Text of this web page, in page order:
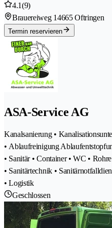
4.1(9)
Brauereiweg 14665 Oftringen
Termin reservieren
ASA-Service AG
Kanalsanierung •
• Ablaufreinigung
• Sanitär • Container • WC •
• Sanitärtechnik •
• Logistik
Geschlossen